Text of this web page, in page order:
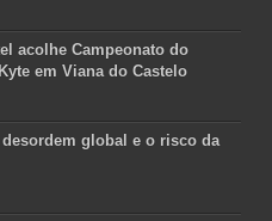
acolhe Campeonato do
em Viana do Castelo
desordem global e o risco da